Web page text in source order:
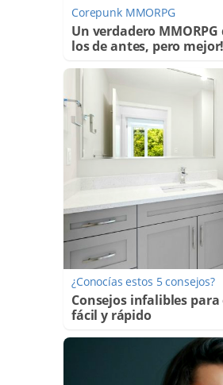
Corepunk MMORPG
Un verdadero
los de antes, pero mejor!
¿Conocías estos 5 consejos?
Consejos infalibles
fácil y rápido